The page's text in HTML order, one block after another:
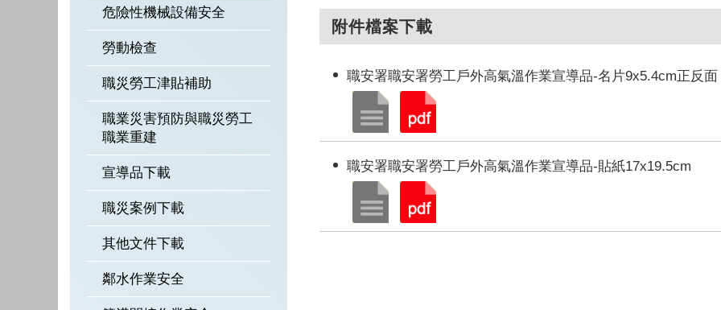
危險性機械設備安全
勞動檢查
職災勞工津貼補助
職業災害預防與職災勞工
職業重建
宣導品下載
職災案例下載
其他文件下載
鄰水作業安全
附件檔案下載
職安署職安署勞工戶外高氣溫作業宣導品-名片9x5.4cm正反面
職安署職安署勞工戶外高氣溫作業宣導品-貼紙17x19.5cm